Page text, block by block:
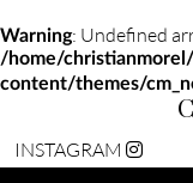
Warning: Undefined
/home/
content/themes/
INSTAGRAM